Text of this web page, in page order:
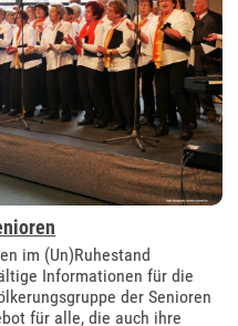
im (Un)Ruhestand
Informationen für die
der Senioren
für alle, die auch ihre